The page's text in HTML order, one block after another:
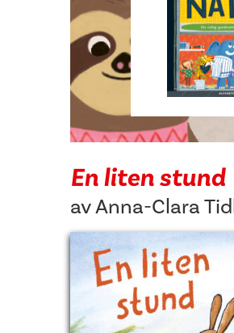
En liten stund
avAnna-Clara